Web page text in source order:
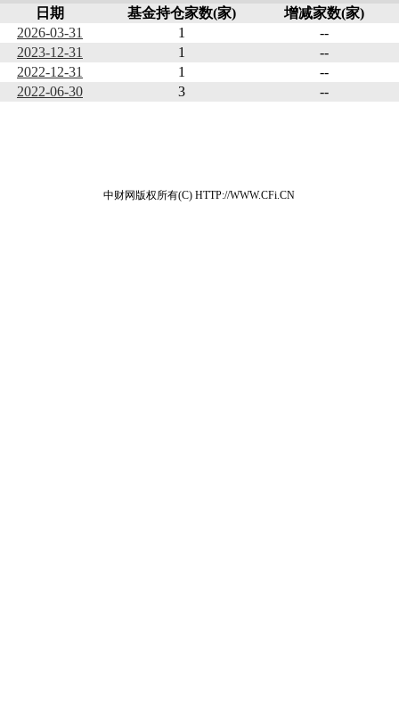
日期 基金持仓家数(家)
增减家数(家)
2026-03-31
1
--
2023-12-31
1
--
2022-12-31
1
--
2022-06-30
3 --
中财网版权所有(C) HTTP://WWW.CFi.CN